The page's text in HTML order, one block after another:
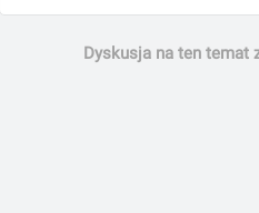
Dyskusja na ten temat